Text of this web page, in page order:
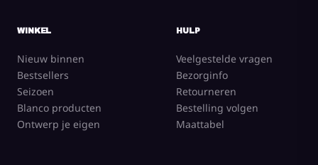
WINKEL
Nieuw binnen
Bestsellers
Seizoen
Blanco producten
Ontwerp je eigen
HULP
Veelgestelde vragen
Bezorginfo
Retourneren
Bestelling volgen
Maattabel